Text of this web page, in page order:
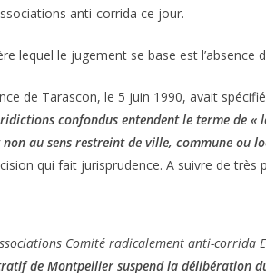
anti-corrida ce jour.
lequel le jugement se base est l’absence
de Tarascon, le 5 juin 1990, avait
confondus entendent le terme de «
au sens restreint de ville, commune ou
qui fait jurisprudence. A suivre de très
Comité radicalement anti-corrida
de Montpellier suspend la délibération
TAURINES
TAURINES 2026